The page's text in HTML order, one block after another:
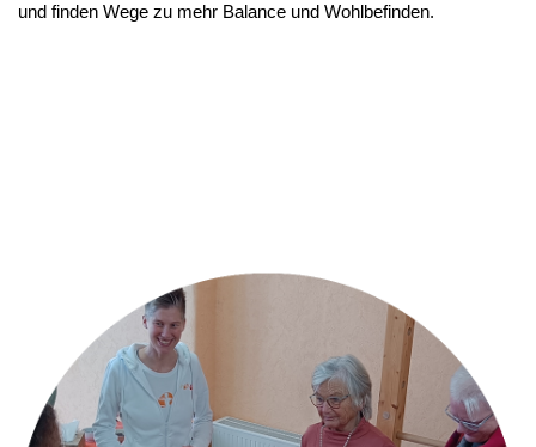
und finden Wege zu mehr Balance und Wohlbefinden.